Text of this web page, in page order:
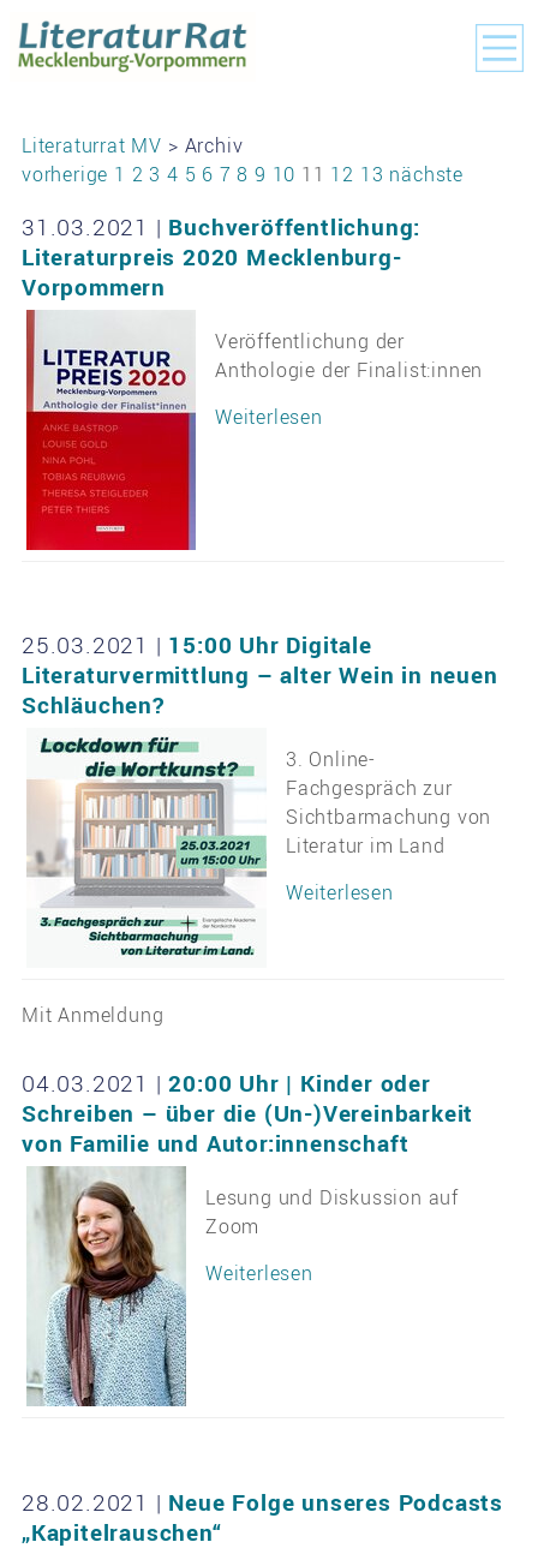
Literaturrat MV > Archiv
vorherige 1 2 3 4 5 6 7 8 9 10 11 12 13 nächste
31.03.2021 | Buchveröffentlichung:
Literaturpreis 2020 Mecklenburg-
Vorpommern
Veröffentlichung der
Anthologie der Finalist:innen
Weiterlesen
25.03.2021 | 15:00 Uhr Digitale
Literaturvermittlung – alter Wein in neuen
Schläuchen?
3. Online-
Fachgespräch zur
Sichtbarmachung von
Literatur im Land
Weiterlesen
Mit Anmeldung
04.03.2021 |20:00 Uhr | Kinder oder
Schreiben – über die (Un-)Vereinbarkeit
von Familie und Autor:innenschaft
Lesung und Diskussion auf
Zoom
Weiterlesen
28.02.2021 | Neue Folge unseres Podcasts
„Kapitelrauschen“